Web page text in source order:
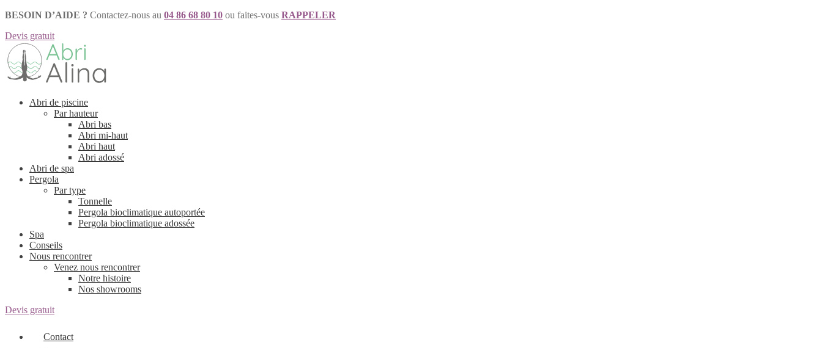
BESOIN D’AIDE ? Contactez-nous au 04 86 68 80 10 ou faites-vous RAPPELER
Devis gratuit
Aller
à
la
navigation
Aller
au
contenu
Abri de piscine
Par hauteur
Abri bas
Abri mi-haut
Abri haut
Abri adossé
Abri de spa
Pergola
Par type
Tonnelle
Pergola bioclimatique autoportée
Pergola bioclimatique adossée
Spa
Conseils
Nous rencontrer
Venez nous rencontrer
Notre histoire
Nos showrooms
Devis gratuit
Contact